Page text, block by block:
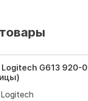
Logitech G613 920-
Logitech